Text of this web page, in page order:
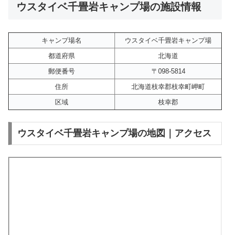
ウスタイベ千畳岩キャンプ場の施設情報
キャンプ場名
ウスタイベ千畳岩キャンプ場
都道府県
北海道
郵便番号
〒098-5814
住所
北海道枝幸郡枝幸町岬町
区域
枝幸郡
ウスタイベ千畳岩キャンプ場の地図｜アクセス